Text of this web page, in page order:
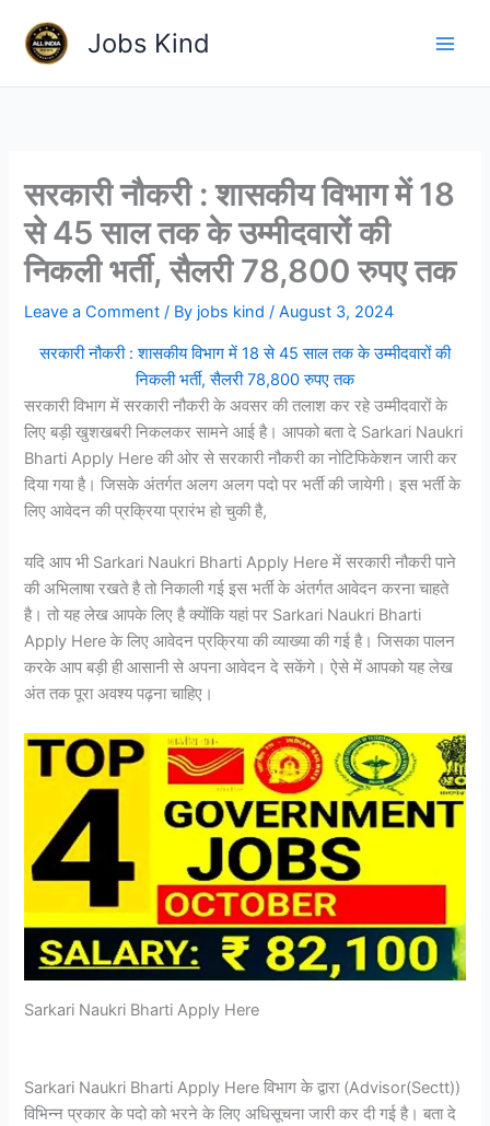
content
Jobs Kind
सरकारी नौकरी : शासकीय विभाग में 18
से 45 साल तक के उम्मीदवारों की
निकली भर्ती, सैलरी 78,800 रुपए तक
Leave a Comment / By jobs kind/August 3, 2024
सरकारी नौकरी : शासकीय विभाग में 18 से 45 साल तक के उम्मीदवारों की
निकली भर्ती, सैलरी 78,800 रुपए तक
सरकारी विभाग में सरकारी नौकरी के अवसर की तलाश कर रहे उम्मीदवारों के
लिए बड़ी खुशखबरी निकलकर सामने आई है। आपको बता दे Sarkari Naukri
Bharti Apply Here की ओर से सरकारी नौकरी का नोटिफिकेशन जारी कर
दिया गया है। जिसके अंतर्गत अलग अलग पदो पर भर्ती की जायेगी। इस भर्ती के
लिए आवेदन की प्रक्रिया प्रारंभ हो चुकी है,
यदि आप भी Sarkari Naukri Bharti Apply Here में सरकारी नौकरी पाने
की अभिलाषा रखते है तो निकाली गई इस भर्ती के अंतर्गत आवेदन करना चाहते
है। तो यह लेख आपके लिए है क्योंकि यहां पर Sarkari Naukri Bharti
Apply Here के लिए आवेदन प्रक्रिया की व्याख्या की गई है। जिसका पालन
करके आप बड़ी ही आसानी से अपना आवेदन दे सकेंगे। ऐसे में आपको यह लेख
अंत तक पूरा अवश्य पढ़ना चाहिए।
Sarkari Naukri Bharti Apply Here
Sarkari Naukri Bharti Apply Here विभाग के द्वारा (Advisor(Sectt))
विभिन्न प्रकार के पदो को भरने के लिए अधिसूचना जारी कर दी गई है। बता दे